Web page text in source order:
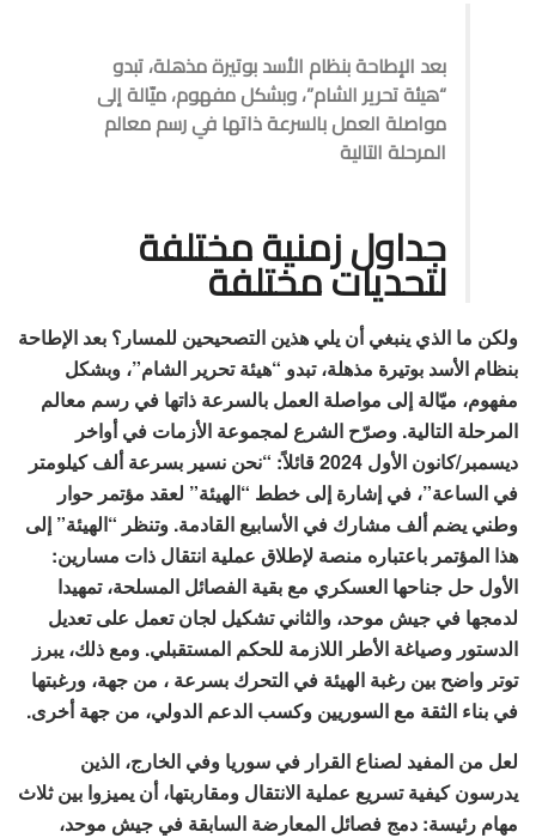
بعد الإطاحة بنظام الأسد بوتيرة مذهلة، تبدو
“هيئة تحرير الشام”، وبشكل مفهوم، ميّالة إلى
مواصلة العمل بالسرعة ذاتها في رسم معالم
المرحلة التالية
جداول زمنية مختلفة
لتحديات مختلفة
ولكن ما الذي ينبغي أن يلي هذين التصحيحين للمسار؟ بعد الإطاحة
بنظام الأسد بوتيرة مذهلة، تبدو “هيئة تحرير الشام”، وبشكل
مفهوم، ميّالة إلى مواصلة العمل بالسرعة ذاتها في رسم معالم
المرحلة التالية. وصرّح الشرع لمجموعة الأزمات في أواخر
ديسمبر/كانون الأول 2024 قائلاً: “نحن نسير بسرعة ألف كيلومتر
في الساعة”، في إشارة إلى خطط “الهيئة” لعقد مؤتمر حوار
وطني يضم ألف مشارك في الأسابيع القادمة. وتنظر “الهيئة” إلى
هذا المؤتمر باعتباره منصة لإطلاق عملية انتقال ذات مسارين:
الأول حل جناحها العسكري مع بقية الفصائل المسلحة، تمهيدا
لدمجها في جيش موحد، والثاني تشكيل لجان تعمل على تعديل
الدستور وصياغة الأطر اللازمة للحكم المستقبلي. ومع ذلك، يبرز
توتر واضح بين رغبة الهيئة في التحرك بسرعة ، من جهة، ورغبتها
في بناء الثقة مع السوريين وكسب الدعم الدولي، من جهة أخرى.
لعل من المفيد لصناع القرار في سوريا وفي الخارج، الذين
يدرسون كيفية تسريع عملية الانتقال ومقاربتها، أن يميزوا بين ثلاث
مهام رئيسة: دمج فصائل المعارضة السابقة في جيش موحد،